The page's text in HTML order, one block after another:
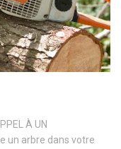
À UN
un arbre dans votre